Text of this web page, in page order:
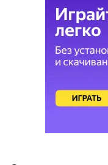
Калининградскую